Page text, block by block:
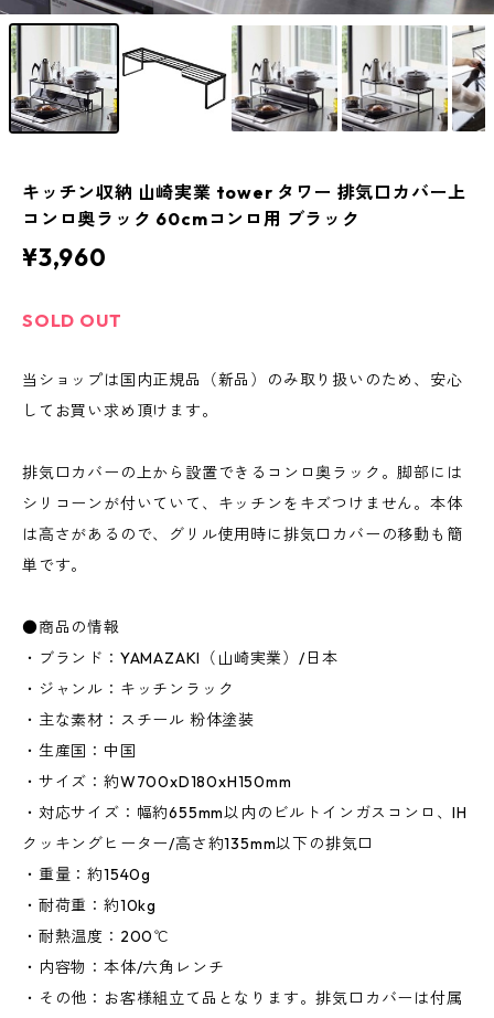
キッチン収納 山崎実業 tower タワー 排気口カバー上
コンロ奥ラック 60cmコンロ用 ブラック
¥3,960
SOLD OUT
当ショップは国内正規品（新品）のみ取り扱いのため、安心
してお買い求め頂けます。
排気口カバーの上から設置できるコンロ奥ラック。脚部には
シリコーンが付いていて、キッチンをキズつけません。本体
は高さがあるので、グリル使用時に排気口カバーの移動も簡
単です。
●商品の情報
・ブランド：YAMAZAKI（山崎実業）/日本
・ジャンル：キッチンラック
・主な素材：スチール 粉体塗装
・生産国：中国
・サイズ：約W700xD180xH150mm
・対応サイズ：幅約655mm以内のビルトインガスコンロ、IH
クッキングヒーター/高さ約135mm以下の排気口
・重量：約1540g
・耐荷重：約10kg
・耐熱温度：200℃
・内容物：本体/六角レンチ
・その他：お客様組立て品となります。排気口カバーは付属